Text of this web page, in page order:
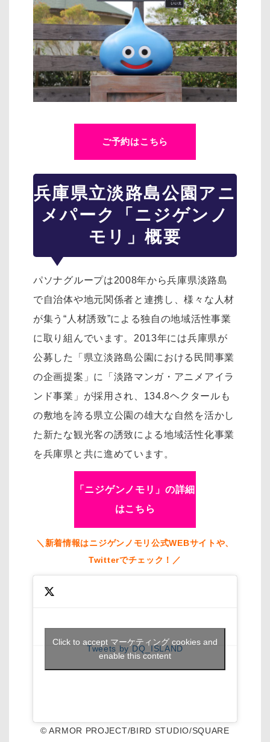
ご予約はこちら
兵庫県立淡路島公園アニ
メパーク「ニジゲンノ
モリ」概要
パソナグループは2008年から兵庫県淡路島
で自治体や地元関係者と連携し、様々な人材
が集う“人材誘致”による独自の地域活性事業
に取り組んでいます。2013年には兵庫県が
公募した「県立淡路島公園における民間事業
の企画提案」に「淡路マンガ・アニメアイラ
ンド事業」が採用され、134.8ヘクタールも
の敷地を誇る県立公園の雄大な自然を活かし
た新たな観光客の誘致による地域活性化事業
を兵庫県と共に進めています。
「ニジゲンノモリ」の詳細
はこちら
＼新着情報はニジゲンノモリ公式WEBサイトや、
Twitterでチェック！／
Tweets by DQ_ISLAND
Click to accept マーケティング cookies and
enable this content
© ARMOR PROJECT/BIRD STUDIO/SQUARE